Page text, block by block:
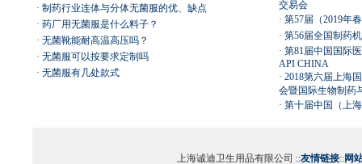
· 制药行业连体与分体无菌服的优、缺点
· 药厂用无菌服是什么料子？
· 无菌靴能耐高温高压吗？
· 无菌服可以按要求定制吗
· 无菌服有几处款式
交易会
· 第57届（2019年
· 第56届全国制药
· 第81届中国国际
API CHINA
· 2018第六届上海
会暨国际生物制药
· 第十届中国（上
上海诚迪卫生用品有限公司 ::友情链接::网